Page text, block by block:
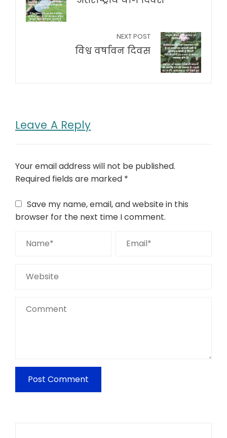
NEXT POST
विश्व वर्षावन दिवस
Leave A Reply
Your email address will not be published.
Required fields are marked *
Save my name, email, and website in this
browser for the next time I comment.